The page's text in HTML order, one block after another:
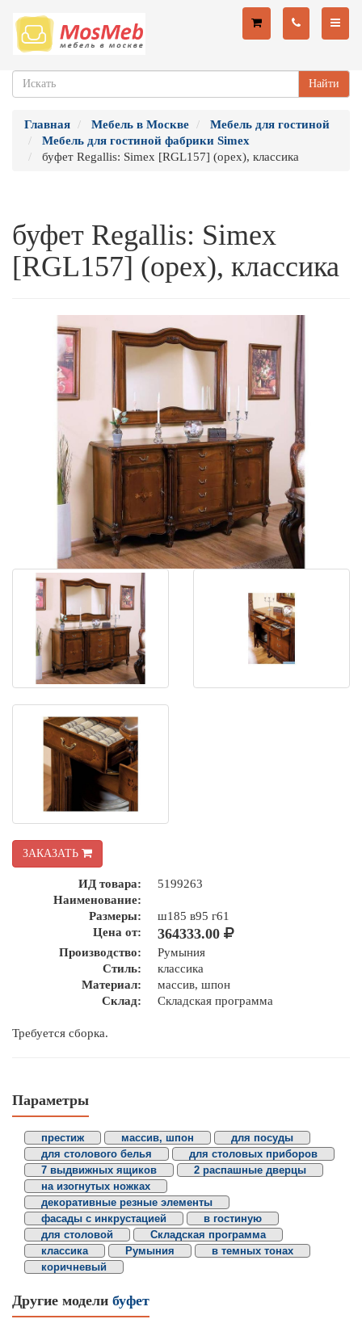
Найти
Главная Мебель в Москве
Мебель для гостиной
Мебель для гостиной фабрики Simex
буфет Regallis: Simex [RGL157] (орех), классика
буфет Regallis: Simex
[RGL157] (орех), классика
ЗАКАЗАТЬ
ИД товара:
5199263
Наименование:
Размеры:
ш185 в95 г61
Цена от:
364333.00
Производство:
Румыния
Стиль:
классика
Материал:
массив, шпон
Склад:
Складская программа
Требуется сборка.
Параметры
престиж массив, шпон
для посуды
для столового белья
для столовых приборов
7 выдвижных ящиков
2 распашные дверцы
на изогнутых ножках
декоративные резные элементы
фасады с инкрустацией
в гостиную
для столовой
Складская программа
классика
Румыния
в темных тонах
коричневый
Другие модели буфет